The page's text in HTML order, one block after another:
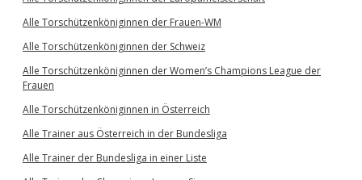
Alle Torschützenköniginnen der Frauen-WM
Alle Torschützenköniginnen der Schweiz
Alle Torschützenköniginnen der Women’s Champions League der
Frauen
Alle Torschützenköniginnen in Österreich
Alle Trainer aus Österreich in der Bundesliga
Alle Trainer der Bundesliga in einer Liste